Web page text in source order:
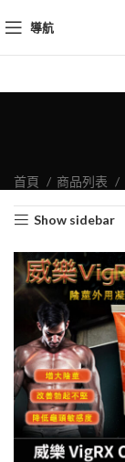
導航
首頁 商品列表
Show sidebar